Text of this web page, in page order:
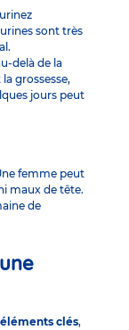
sont très
delà de la
grossesse,
jours peut
femme peut
maux de tête.
de
clés,